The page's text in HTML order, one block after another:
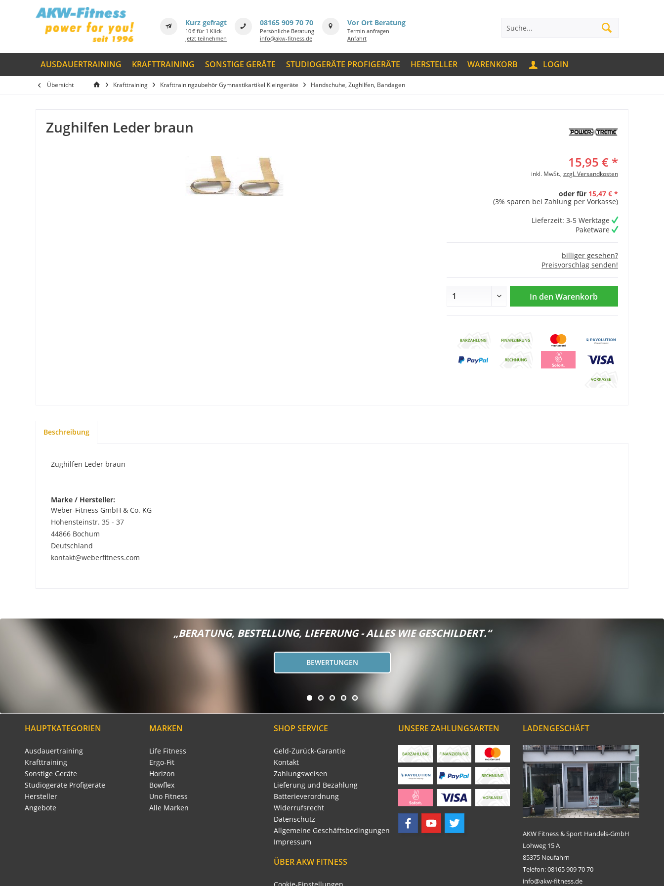
Kurz gefragt
10 € für 1 Klick
Jetzt teilnehmen
08165 909 70 70
Persönliche Beratung
info@akw-fitness.de
Vor Ort Beratung
Termin anfragen
Anfahrt
AUSDAUERTRAINING KRAFTTRAINING SONSTIGE GERÄTE STUDIOGERÄTE PROFIGERÄTE HERSTELLER WARENKORB LOGIN
Übersicht Krafttraining Krafttrainingzubehör Gymnastikartikel Kleingeräte Handschuhe, Zughilfen, Bandagen
Zughilfen Leder braun
15,95 € *
inkl. MwSt., zzgl. Versandkosten
oder für 15,47 € *
(3% sparen bei Zahlung per Vorkasse)
Lieferzeit: 3-5 Werktage
Paketware
billiger gesehen?
Preisvorschlag senden!
In den Warenkorb
Beschreibung
Zughilfen Leder braun
Marke / Hersteller:
Weber-Fitness GmbH & Co. KG
Hohensteinstr. 35 - 37
44866 Bochum
Deutschland
kontakt@weberfitness.com
„BERATUNG, BESTELLUNG, LIEFERUNG - ALLES WIE GESCHILDERT.“
BEWERTUNGEN
HAUPTKATEGORIEN
Ausdauertraining
Krafttraining
Sonstige Geräte
Studiogeräte Profigeräte
Hersteller
Angebote
MARKEN
Life Fitness
Ergo-Fit
Horizon
Bowflex
Uno Fitness
Alle Marken
SHOP SERVICE
Geld-Zurück-Garantie
Kontakt
Zahlungsweisen
Lieferung und Bezahlung
Batterieverordnung
Widerrufsrecht
Datenschutz
Allgemeine Geschäftsbedingungen
Impressum
ÜBER AKW FITNESS
UNSERE ZAHLUNGSARTEN LADENGESCHÄFT
AKW Fitness & Sport Handels-GmbH
Lohweg 15 A
85375 Neufahrn
Telefon: 08165 909 70 70
info@akw-fitness.de